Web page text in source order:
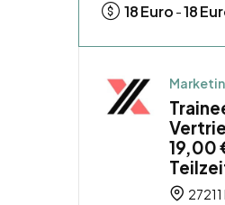
18Euro -18
19,00